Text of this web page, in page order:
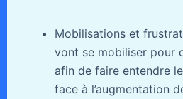
Mobilisations et
vont se mobiliser pour
afin de faire entendre
face à l’augmentation